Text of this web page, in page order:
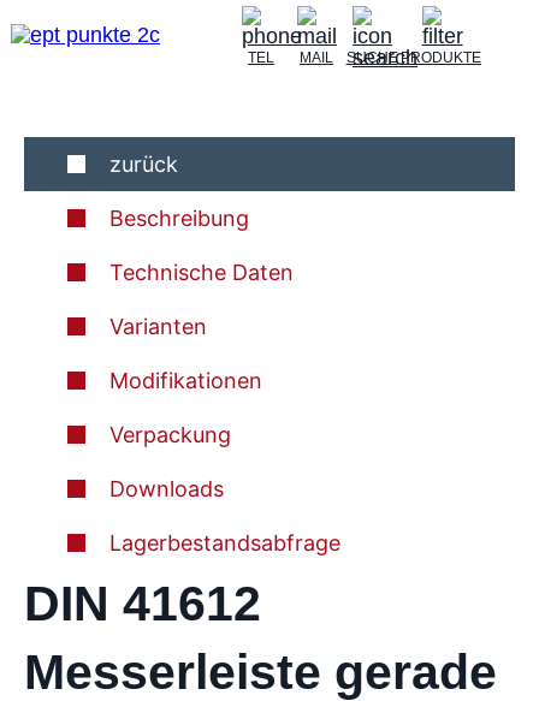
TEL MAIL SUCHEPRODUKTE
zurück
Beschreibung
Technische Daten
Varianten
Modifikationen
Verpackung
Downloads
Lagerbestandsabfrage
DIN 41612
Messerleiste gerade